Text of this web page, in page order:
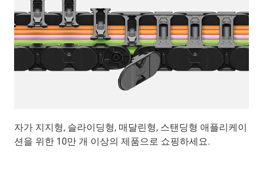
자가 지지형, 슬라이딩형, 매달린형, 스탠딩형 애플리케이
션을 위한 10만 개 이상의 제품으로 쇼핑하세요.